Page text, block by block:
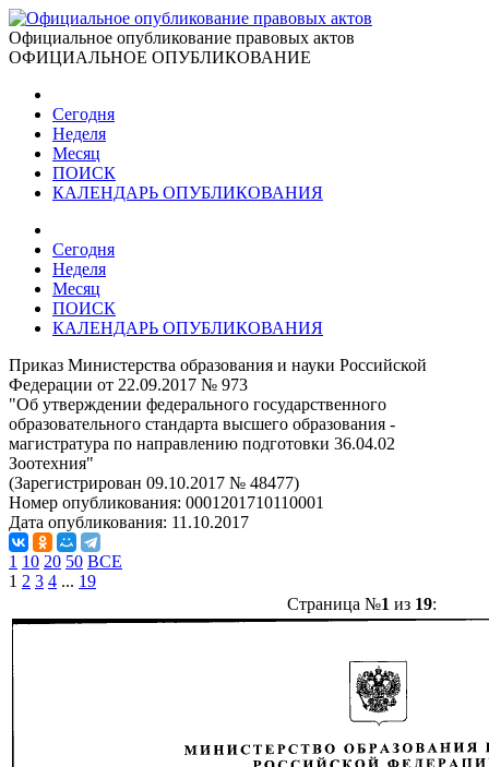
Официальное опубликование правовых актов
ОФИЦИАЛЬНОЕ ОПУБЛИКОВАНИЕ
Сегодня
Неделя
Месяц
ПОИСК
КАЛЕНДАРЬ ОПУБЛИКОВАНИЯ
Сегодня
Неделя
Месяц
ПОИСК
КАЛЕНДАРЬ ОПУБЛИКОВАНИЯ
Приказ Министерства образования и науки Российской
Федерации от 22.09.2017 № 973
"Об утверждении федерального государственного
образовательного стандарта высшего образования -
магистратура по направлению подготовки 36.04.02
Зоотехния"
(Зарегистрирован 09.10.2017 № 48477)
Номер опубликования: 0001201710110001
Дата опубликования: 11.10.2017
1 10 20 50 ВСЕ
1 2 3 4 ... 19
Страница №1 из 19: